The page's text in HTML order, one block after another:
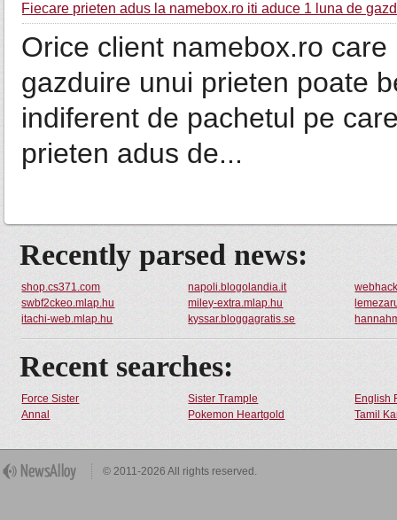
Fiecare prieten adus la namebox.ro iti aduce 1 luna de
Orice client namebox.ro
gazduire unui prieten poate
indiferent de pachetul pe
prieten adus de...
Recently parsed news:
shop.cs371.com napoli.blogolandia.it
swbf2ckeo.mlap.hu
miley-extra.mlap.hu
itachi-web.mlap.hu
kyssar.bloggagratis.se
Recent searches:
Force Sister Sister Trample
English
Annal
Pokemon Heartgold Tamil
© 2011-2026 All rights reserved.